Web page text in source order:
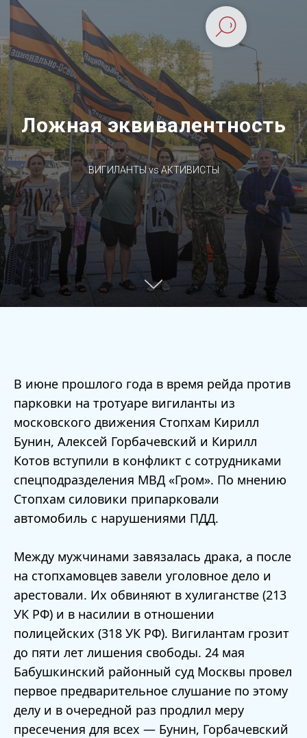
Ложная эквивалентность
ВИГИЛАНТЫ vs АКТИВИСТЫ
В июне прошлого года в время рейда против
парковки на тротуаре вигиланты из
московского движения Стопхам Кирилл
Бунин, Алексей Горбачевский и Кирилл
Котов вступили в конфликт с сотрудниками
спецподразделения МВД «Гром». По мнению
Стопхам силовики припарковали
автомобиль с нарушениями ПДД.
Между мужчинами завязалась драка, а после
на стопхамовцев завели уголовное дело и
арестовали. Их обвиняют в хулиганстве (213
УК РФ) и в насилии в отношении
полицейских (318 УК РФ). Вигилантам грозит
до пяти лет лишения свободы. 24 мая
Бабушкинский районный суд Москвы провел
первое предварительное слушание по этому
делу и в очередной раз продлил меру
пресечения для всех — Бунин, Горбачевский